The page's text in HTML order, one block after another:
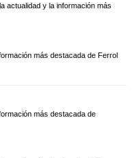
actualidad y la información más
más destacada de Ferrol
más destacada de